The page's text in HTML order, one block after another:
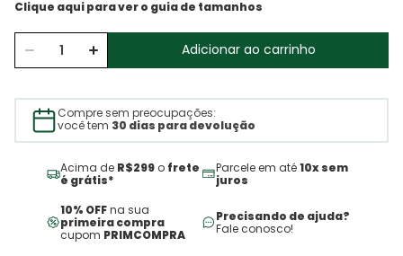
Adicionar ao carrinho
Compre sem preocupações:
você tem 30 dias para devolução
Acima de R$299 o frete
é grátis*
Parcele em até10x sem
juros
10% OFFna sua
primeira compra
cupom PRIMCOMPRA
Precisando de ajuda?
Fale conosco!